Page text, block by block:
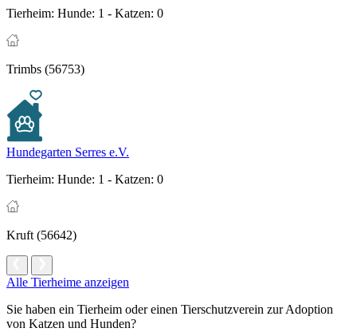
Tierheim: Hunde: 1 - Katzen: 0
Trimbs (56753)
Hundegarten Serres e.V.
Tierheim: Hunde: 1 - Katzen: 0
Kruft (56642)
Alle Tierheime anzeigen
Sie haben ein Tierheim oder einen Tierschutzverein zur Adoption
von Katzen und Hunden?